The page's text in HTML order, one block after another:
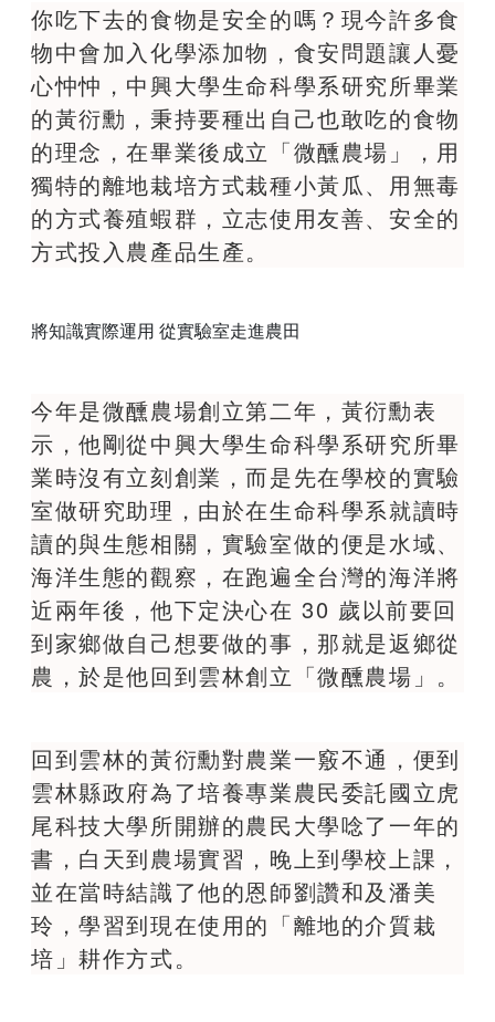
你吃下去的食物是安全的嗎？現今許多食
物中會加入化學添加物，食安問題讓人憂
心忡忡，中興大學生命科學系研究所畢業
的黃衍勳，秉持要種出自己也敢吃的食物
的理念，在畢業後成立「微醺農場」，用
獨特的離地栽培方式栽種小黃瓜、用無毒
的方式養殖蝦群，立志使用友善、安全的
方式投入農產品生產。
將知識實際運用 從實驗室走進農田
今年是微醺農場創立第二年，黃衍勳表
示，他剛從中興大學生命科學系研究所畢
業時沒有立刻創業，而是先在學校的實驗
室做研究助理，由於在生命科學系就讀時
讀的與生態相關，實驗室做的便是水域、
海洋生態的觀察，在跑遍全台灣的海洋將
近兩年後，他下定決心在 30 歲以前要回
到家鄉做自己想要做的事，那就是返鄉從
農，於是他回到雲林創立「微醺農場」。
回到雲林的黃衍勳對農業一竅不通，便到
雲林縣政府為了培養專業農民委託國立虎
尾科技大學所開辦的農民大學唸了一年的
書，白天到農場實習，晚上到學校上課，
並在當時結識了他的恩師劉讚和及潘美
玲，學習到現在使用的「離地的介質栽
培」耕作方式。